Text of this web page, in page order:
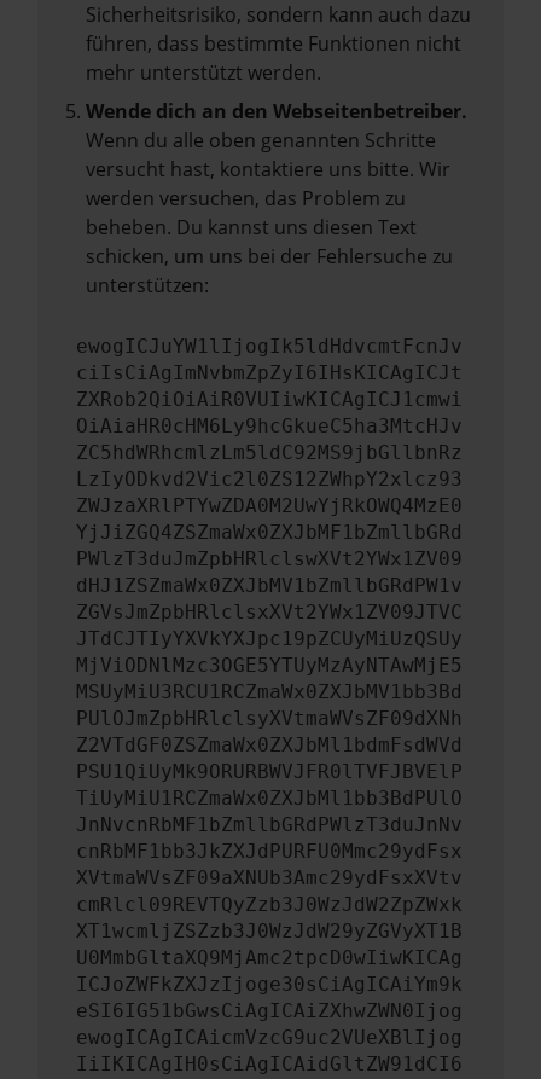
Sicherheitsrisiko, sondern kann auch dazu
führen, dass bestimmte Funktionen nicht
mehr unterstützt werden.
Wende dich an den Webseitenbetreiber.
Wenn du alle oben genannten Schritte
versucht hast, kontaktiere uns bitte. Wir
werden versuchen, das Problem zu
beheben. Du kannst uns diesen Text
schicken, um uns bei der Fehlersuche zu
unterstützen:
ewogICJuYW1lIjogIk5ldHdvcmtFcnJv
ciIsCiAgImNvbmZpZyI6IHsKICAgICJt
ZXRob2QiOiAiR0VUIiwKICAgICJ1cmwi
OiAiaHR0cHM6Ly9hcGkueC5ha3MtcHJv
ZC5hdWRhcmlzLm5ldC92MS9jbGllbnRz
LzIyODkvd2Vic2l0ZS12ZWhpY2xlcz93
ZWJzaXRlPTYwZDA0M2UwYjRkOWQ4MzE0
YjJiZGQ4ZSZmaWx0ZXJbMF1bZmllbGRd
PWlzT3duJmZpbHRlclswXVt2YWx1ZV09
dHJ1ZSZmaWx0ZXJbMV1bZmllbGRdPW1v
ZGVsJmZpbHRlclsxXVt2YWx1ZV09JTVC
JTdCJTIyYXVkYXJpc19pZCUyMiUzQSUy
MjViODNlMzc3OGE5YTUyMzAyNTAwMjE5
MSUyMiU3RCU1RCZmaWx0ZXJbMV1bb3Bd
PUlOJmZpbHRlclsyXVtmaWVsZF09dXNh
Z2VTdGF0ZSZmaWx0ZXJbMl1bdmFsdWVd
PSU1QiUyMk9ORURBWVJFR0lTVFJBVElP
TiUyMiU1RCZmaWx0ZXJbMl1bb3BdPUlO
JnNvcnRbMF1bZmllbGRdPWlzT3duJnNv
cnRbMF1bb3JkZXJdPURFU0Mmc29ydFsx
XVtmaWVsZF09aXNUb3Amc29ydFsxXVtv
cmRlcl09REVTQyZzb3J0WzJdW2ZpZWxk
XT1wcmljZSZzb3J0WzJdW29yZGVyXT1B
U0MmbGltaXQ9MjAmc2tpcD0wIiwKICAg
ICJoZWFkZXJzIjoge30sCiAgICAiYm9k
eSI6IG51bGwsCiAgICAiZXhwZWN0Ijog
ewogICAgICAicmVzcG9uc2VUeXBlIjog
IiIKICAgIH0sCiAgICAidGltZW91dCI6